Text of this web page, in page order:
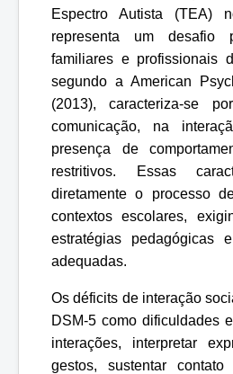
Espectro Autista (TEA)
representa um desafio
familiares e profissionais
segundo a American
(2013), caracteriza-se
comunicação, na
presença de
restritivos. Essas
diretamente o processo
contextos escolares,
estratégias pedagógicas
adequadas.
Os déficits de interação
DSM-5 como dificuldades
interações, interpretar
gestos, sustentar